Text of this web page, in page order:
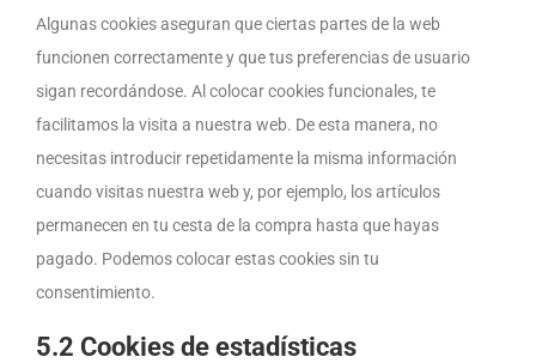
Algunas cookies aseguran que ciertas partes de la web
funcionen correctamente y que tus preferencias de usuario
sigan recordándose. Al colocar cookies funcionales, te
facilitamos la visita a nuestra web. De esta manera, no
necesitas introducir repetidamente la misma información
cuando visitas nuestra web y, por ejemplo, los artículos
permanecen en tu cesta de la compra hasta que hayas
pagado. Podemos colocar estas cookies sin tu
consentimiento.
5.2 Cookies de estadísticas